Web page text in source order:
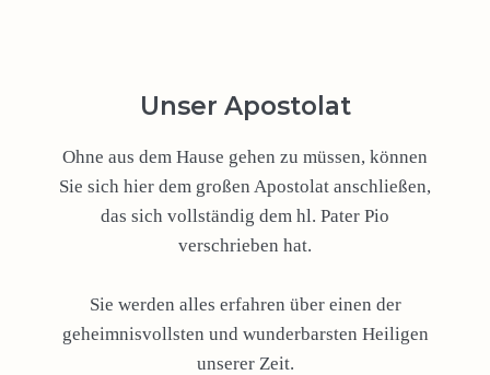
Unser Apostolat
Ohne aus dem Hause gehen zu müssen, können
Sie sich hier dem großen Apostolat anschließen,
das sich vollständig dem hl. Pater Pio
verschrieben hat.
Sie werden alles erfahren über einen der
geheimnisvollsten und wunderbarsten Heiligen
unserer Zeit.